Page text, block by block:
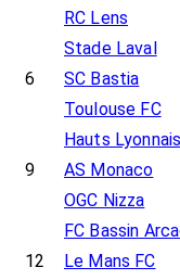
RC Lens
Stade Laval
6
SC Bastia
Toulouse FC
Hauts Lyonnais
9
AS Monaco
OGC Nizza
FC Bassin
12
Le Mans FC